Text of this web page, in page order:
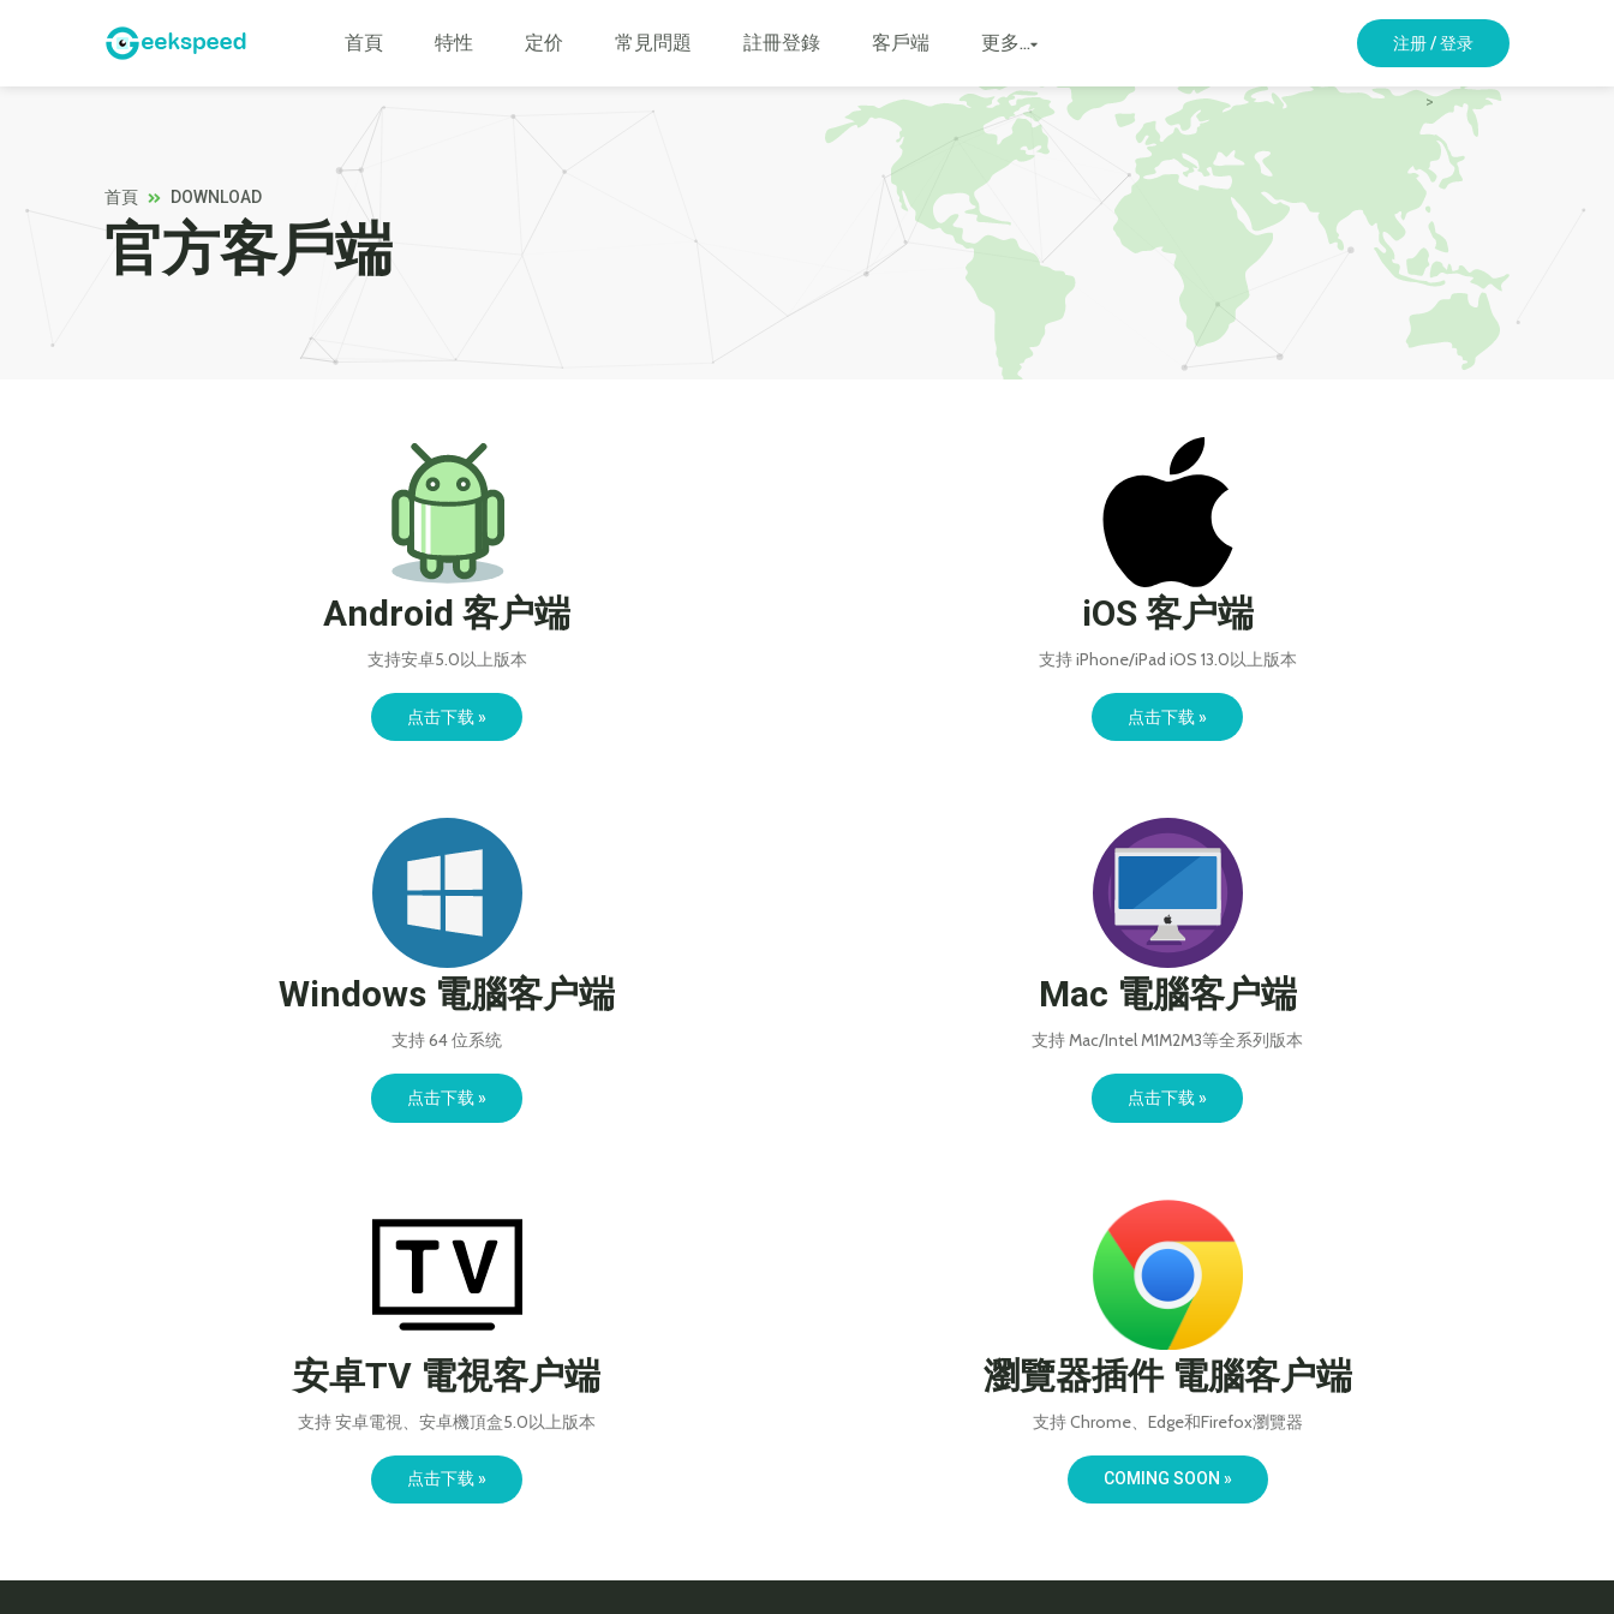
首頁 特性 定价 常見問題 註冊登錄 客戶端 更多... 注册 / 登录
首頁 DOWNLOAD
官方客戶端
>
Android 客户端
支持安卓5.0以上版本
点击下载 »
iOS 客户端
支持 iPhone/iPad iOS 13.0以上版本
点击下载 »
Windows 電腦客户端
支持 64 位系统
点击下载 »
Mac 電腦客户端
支持 Mac/Intel M1M2M3等全系列版本
点击下载 »
安卓TV 電視客户端
支持 安卓電視、安卓機頂盒5.0以上版本
点击下载 »
瀏覽器插件 電腦客户端
支持 Chrome、Edge和Firefox瀏覽器
COMING SOON »